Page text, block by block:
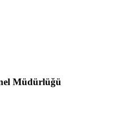
Müdürlüğü